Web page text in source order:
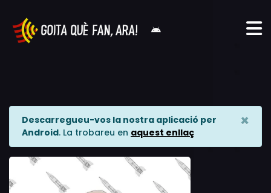
Descarregueu-vos la nostra aplicació per
Android. La trobareu en aquest enllaç
×